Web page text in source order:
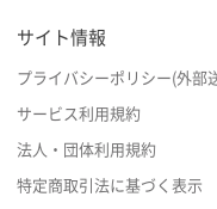
サイト情報
プライバシーポリシー(外部
サービス利用規約
法人・団体利用規約
特定商取引法に基づく表示